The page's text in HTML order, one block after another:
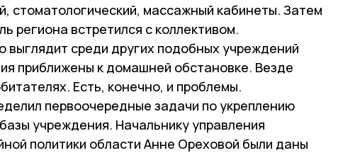
стоматологический, массажный кабинеты. Затем
региона встретился с коллективом.
среди других подобных учреждений
приближены к домашней обстановке. Везде
Есть, конечно, и проблемы.
первоочередные задачи по укреплению
учреждения. Начальнику управления
политики области Анне Ореховой были даны